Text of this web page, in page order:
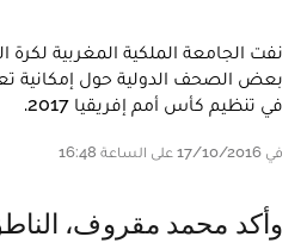
نفت الجامعة الملكية المغربية لكرة
بعض الصحف الدولية حول إمكانية
في تنظيم كأس أمم إفريقيا 2017.
في 17/10/2016 على الساعة 16:48
وأكد محمد مقروف، الناطق الرسمي باسم